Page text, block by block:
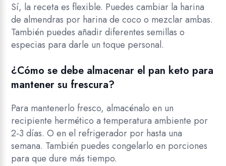
Sí, la receta es flexible. Puedes cambiar la harina
de almendras por harina de coco o mezclar ambas.
También puedes añadir diferentes semillas o
especias para darle un toque personal.
¿Cómo se debe almacenar el pan keto para
mantener su frescura?
Para mantenerlo fresco, almacénalo en un
recipiente hermético a temperatura ambiente por
2-3 días. O en el refrigerador por hasta una
semana. También puedes congelarlo en porciones
para que dure más tiempo.